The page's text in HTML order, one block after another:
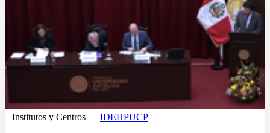
Institutos y Centros IDEHPUCP